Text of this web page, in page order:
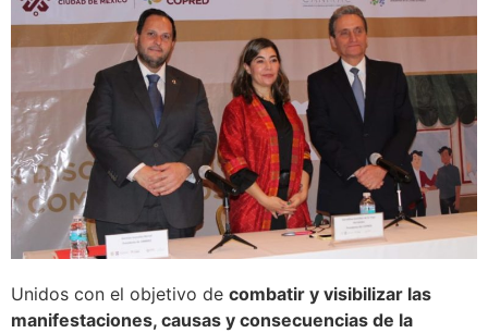
Unidos con el objetivo de combatir y visibilizar las
manifestaciones, causas y consecuencias de la